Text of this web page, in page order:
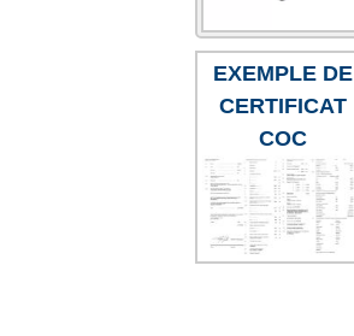
EXEMPLE DE
CERTIFICAT
COC